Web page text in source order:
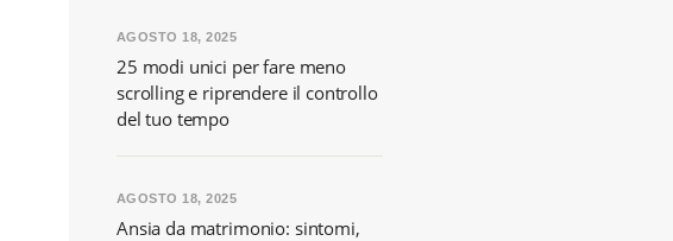
25 modi unici per fare meno
scrolling e riprendere il controllo
del tuo tempo
AGOSTO 18, 2025
Ansia da matrimonio: sintomi,
AGOSTO 18, 2025